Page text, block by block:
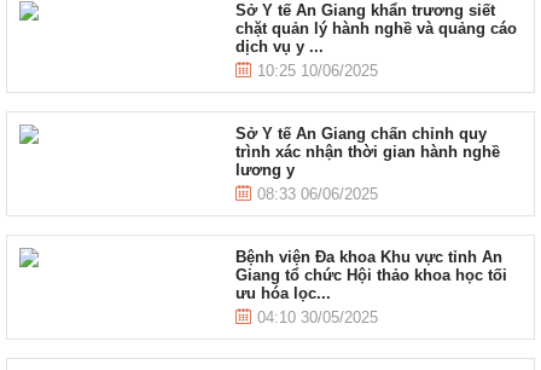
Sở Y tế An Giang khẩn trương siết
chặt quản lý hành nghề và quảng cáo
dịch vụ y ...
10:25 10/06/2025
Sở Y tế An Giang chấn chỉnh quy
trình xác nhận thời gian hành nghề
lương y
08:33 06/06/2025
Bệnh viện Đa khoa Khu vực tỉnh An
Giang tổ chức Hội thảo khoa học tối
ưu hóa lọc...
04:10 30/05/2025